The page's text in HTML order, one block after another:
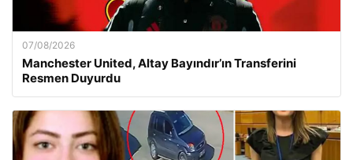
07/08/2026
Manchester United, Altay Bayındır’ın Transferini
Resmen Duyurdu